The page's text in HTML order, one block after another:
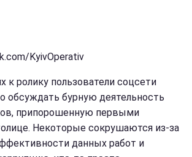
KyivOperativ
к ролику пользователи соцсети
обсуждать бурную деятельность
припорошенную первыми
Некоторые сокрушаются из-за
данных работ и